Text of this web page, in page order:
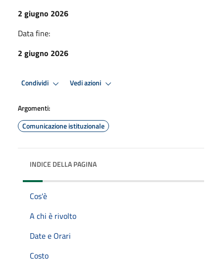
2 giugno 2026
Data fine:
2 giugno 2026
Condividi Vedi azioni
Argomenti:
Comunicazione istituzionale
INDICE DELLA PAGINA
Cos'è
A chi è rivolto
Date e Orari
Costo